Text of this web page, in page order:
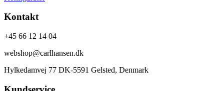
Kontakt
+45 66 12 14 04
webshop@carlhansen.dk
Hylkedamvej 77 DK-5591 Gelsted, Denmark